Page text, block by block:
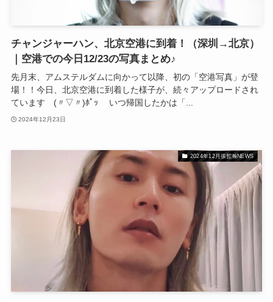
チャンジャーハン、北京空港に到着！（深圳→北京）
｜空港での今日12/23の写真まとめ♪
先月末、アムステルダムに向かって以降、初の「空港写真」が登
場！！今日、北京空港に到着した様子が、続々アップロードされ
ています (〃▽〃)ﾎﾟｯ いつ帰国したかは「...
2024年12月23日
2024年12月張哲瀚NEWS